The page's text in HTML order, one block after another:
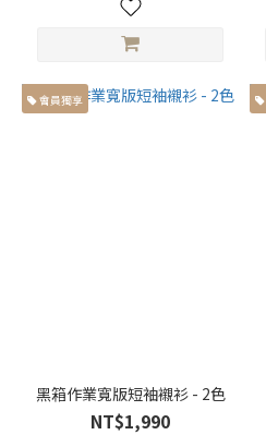
會員獨享
黑箱作業寬版短袖襯衫 - 2色
NT$1,990